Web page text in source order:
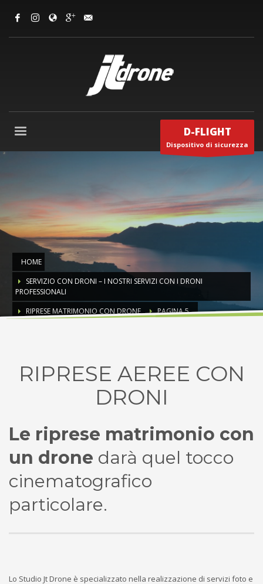
D-FLIGHT
Dispositivo di sicurezza
HOME
SERVIZIO CON DRONI – I NOSTRI SERVIZI CON I DRONI
PROFESSIONALI
RIPRESE MATRIMONIO CON DRONE
PAGINA 5
RIPRESE AEREE CON
DRONI
Le riprese matrimonio con
un drone darà quel tocco
cinematografico
particolare.
Lo Studio Jt Drone è specializzato nella realizzazione di servizi foto e